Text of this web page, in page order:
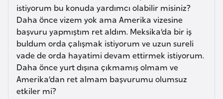
m
l
e
r
i
istiyorum bu konuda yardımcı olabilir misiniz?
Daha önce vizem yok ama Amerika vizesine
başvuru yapmıştım ret aldım. Meksika’da bir iş
buldum orda çalışmak istiyorum ve uzun sureli
vade de orda hayatimi devam ettirmek istiyorum.
Daha önce yurt dışına çıkmamış olmam ve
Amerika’dan ret almam başvurumu olumsuz
etkiler mi?
r
y
a
A
z
e